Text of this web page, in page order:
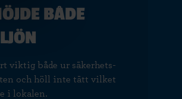
BÅDE
viktig både ur säkerhets-
och höll inte tätt vilket
i lokalen.